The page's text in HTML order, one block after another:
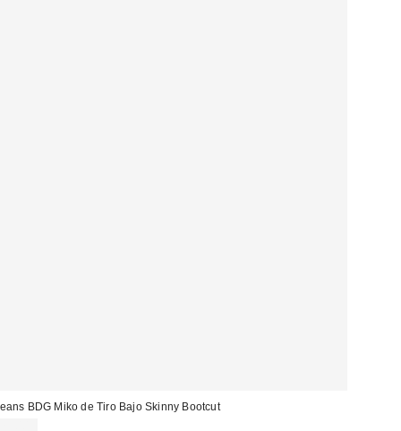
BDG Miko de Tiro Bajo Skinny Bootcut